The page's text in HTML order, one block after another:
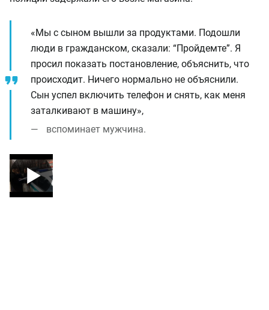
«Мы с сыном вышли за продуктами. Подошли
люди в гражданском, сказали: “Пройдемте”. Я
просил показать постановление, объяснить, что
происходит. Ничего нормально не объяснили.
Сын успел включить телефон и снять, как меня
заталкивают в машину»,
вспоминает мужчина.